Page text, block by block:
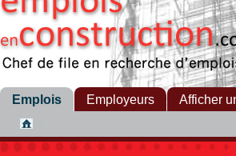
Emplois Employeurs Afficher